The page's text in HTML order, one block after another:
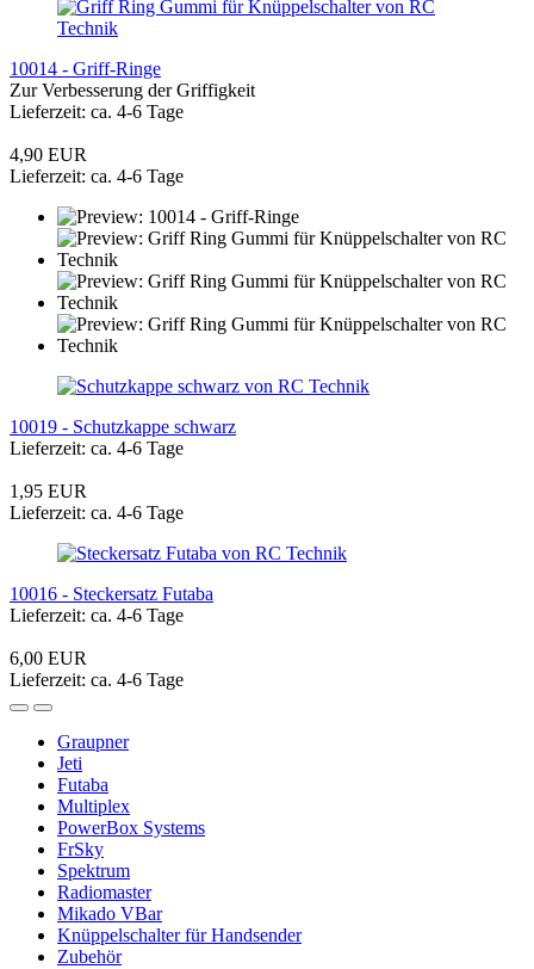
10014 - Griff-Ringe
Zur Verbesserung der Griffigkeit
Lieferzeit: ca. 4-6 Tage
4,90 EUR
Lieferzeit: ca. 4-6 Tage
10019 - Schutzkappe schwarz
Lieferzeit: ca. 4-6 Tage
1,95 EUR
Lieferzeit: ca. 4-6 Tage
10016 - Steckersatz Futaba
Lieferzeit: ca. 4-6 Tage
6,00 EUR
Lieferzeit: ca. 4-6 Tage
Graupner
Jeti
Futaba
Multiplex
PowerBox Systems
FrSky
Spektrum
Radiomaster
Mikado VBar
Knüppelschalter für Handsender
Zubehör